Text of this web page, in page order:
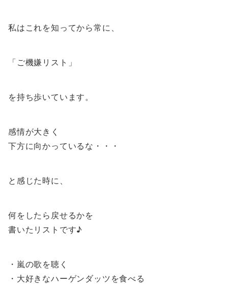
私はこれを知ってから常に、
「ご機嫌リスト」
を持ち歩いています。
感情が大きく
下方に向かっているな・・・
と感じた時に、
何をしたら戻せるかを
書いたリストです♪
・嵐の歌を聴く
・大好きなハーゲンダッツを食べる